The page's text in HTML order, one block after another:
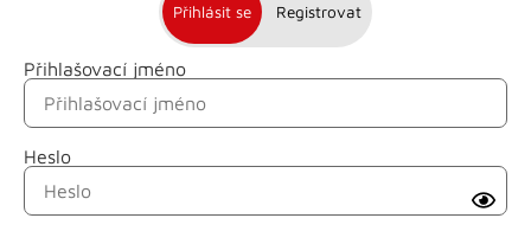
Přihlásit se Registrovat
Přihlašovací jméno
Heslo
Jméno
Příjmení